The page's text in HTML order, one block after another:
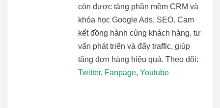
còn được tặng phần mềm CRM và
khóa học Google Ads, SEO. Cam
kết đồng hành cùng khách hàng, tư
vấn phát triển và đẩy traffic, giúp
tăng đơn hàng hiệu quả. Theo dõi:
Twitter, Fanpage, Youtube